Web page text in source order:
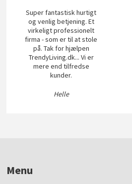
Super fantastisk hurtigt
og venlig betjening. Et
virkeligt professionelt
firma - som er til at stole
på. Tak for hjælpen
TrendyLiving.dk... Vi er
mere end tilfredse
kunder.
Helle
Menu